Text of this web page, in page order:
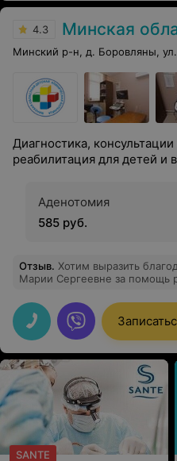
4.3 Минская областная
Минский р-н, д. Боровляны,
Диагностика,
реабилитация для детей и
Аденотомия
585 руб.
Отзыв. Хотим выразить
Марии Сергеевне за помощь
капризничал и не спал
отчаянии. Но благодаря
Сергеевны, мы быстро
провела внимательно прием,
оказались очень
буквы, всегда встречает с
нюансы. Спасибо большое
отличное отношение к
SANTE